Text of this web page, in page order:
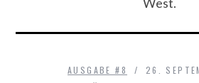
AUSGABE #8 26.